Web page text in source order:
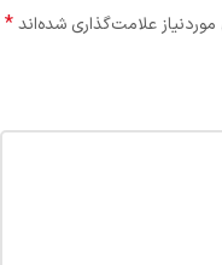
علامت‌گذاری شده‌اند*